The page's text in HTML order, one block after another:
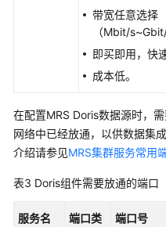
移
MRS
HDFS
据
OBS
带宽任意选择
（Mbit/s~Gbit/
即买即用，快
成本低。
在配置MRS Doris数据源时，
网络中已经放通，以供数据集
介绍请参见MRS集群服务常用
表3 Doris组件需要放通的端口
服务名
端口类
端口号